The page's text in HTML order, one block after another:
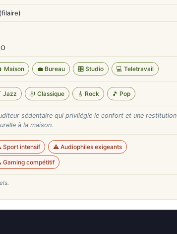
Ω
Maison 💼 Bureau 🎛️ Studio 💻 Teletravail
Jazz 🎻 Classique 🎸 Rock 🎵 Pop
sédentaire qui privilégie le confort et une restitution
à la maison.
intensif ⚠️ Audiophiles exigeants
compétitif